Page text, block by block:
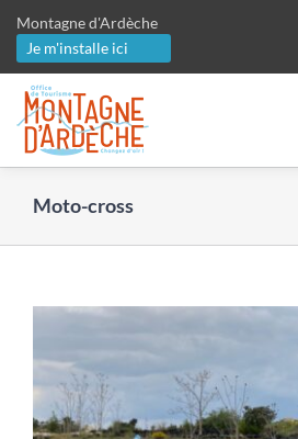
contenu
Montagne d'Ardèche
Je m'installe ici
Moto-cross